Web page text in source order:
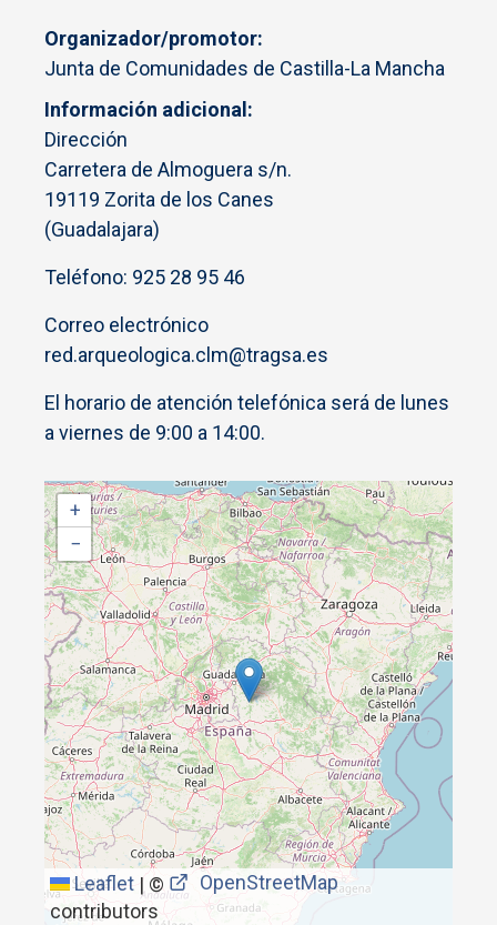
Organizador/promotor
Junta de Comunidades de Castilla-La Mancha
Información adicional
Dirección
Carretera de Almoguera s/n.
19119 Zorita de los Canes
(Guadalajara)
Teléfono: 925 28 95 46
Correo electrónico
red.arqueologica.clm@tragsa.es
El horario de atención telefónica será de lunes
a viernes de 9:00 a 14:00.
+
−
Leaflet | ©
OpenStreetMap
contributors